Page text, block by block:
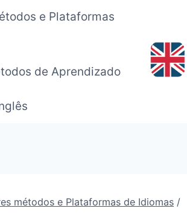
e Plataformas
de Aprendizado
métodos e Plataformas de Idiomas /